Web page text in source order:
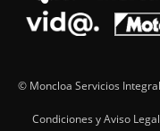
© Moncloa Servicios
Condiciones y Aviso Legal